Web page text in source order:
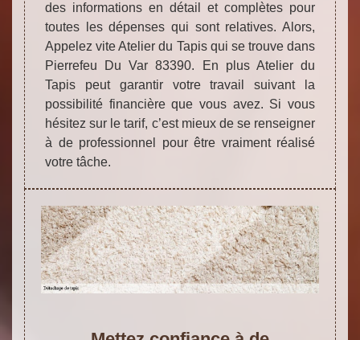
des informations en détail et complètes pour
toutes les dépenses qui sont relatives. Alors,
Appelez vite Atelier du Tapis qui se trouve dans
Pierrefeu Du Var 83390. En plus Atelier du
Tapis peut garantir votre travail suivant la
possibilité financière que vous avez. Si vous
hésitez sur le tarif, c’est mieux de se renseigner
à de professionnel pour être vraiment réalisé
votre tâche.